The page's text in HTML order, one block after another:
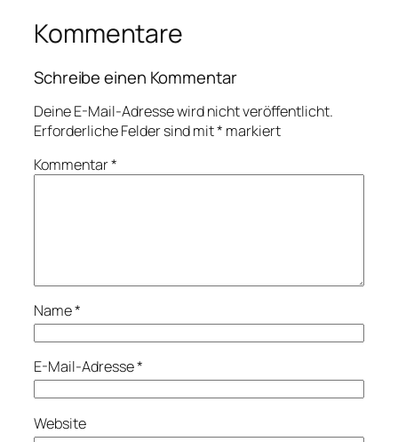
Kommentare
Schreibe einen Kommentar
Deine E-Mail-Adresse wird nicht veröffentlicht.
Erforderliche Felder sind mit* markiert
Kommentar*
Name*
E-Mail-Adresse*
Website